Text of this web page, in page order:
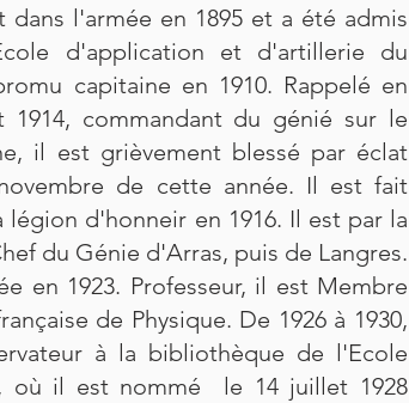
dans l'armée en 1895 et a été admis
d'application et d'artillerie du
capitaine en 1910. Rappelé en
1914, commandant du génié sur le
il est grièvement blessé par éclat
de cette année. Il est fait
légion d'honneir en 1916. Il est par la
du Génie d'Arras, puis de Langres.
en 1923. Professeur, il est Membre
de Physique. De 1926 à 1930,
à la bibliothèque de l'Ecole
où il est nommé le 14 juillet 1928